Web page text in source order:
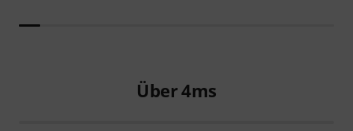
Über 4ms